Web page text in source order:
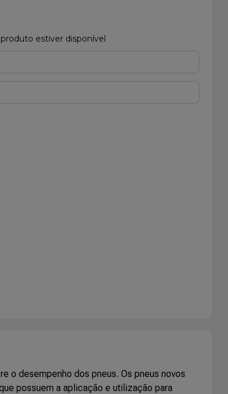
o desempenho dos pneus. Os pneus novos
possuem a aplicação e utilização para